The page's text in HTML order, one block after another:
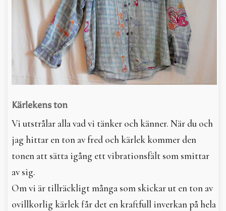
Kärlekens ton
Vi utstrålar alla vad vi tänker och känner. När du och
jag hittar en ton av fred och kärlek kommer den
tonen att sätta igång ett vibrationsfält som smittar
av sig.
Om vi är tillräckligt många som skickar ut en ton av
ovillkorlig kärlek får det en kraftfull inverkan på hela